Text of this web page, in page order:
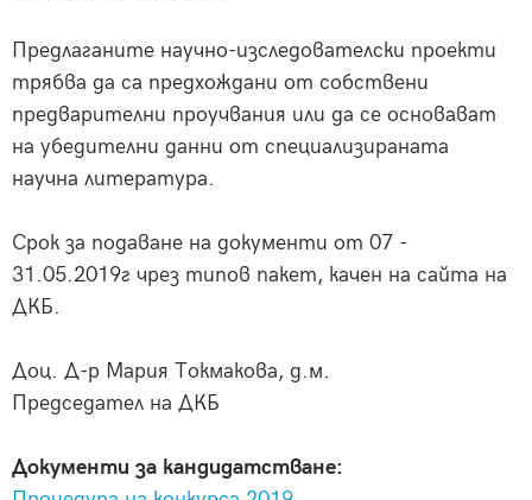
Предлаганите научно-изследователски проекти
трябва да са предхождани от собствени
предварителни проучвания или да се основават
на убедителни данни от специализираната
научна литература.
Срок за подаване на документи от 07 -
31.05.2019г чрез типов пакет, качен на сайта на
ДКБ.
Доц. Д-р Мария Токмакова, д.м.
Председател на ДКБ
Документи за кандидатстване: